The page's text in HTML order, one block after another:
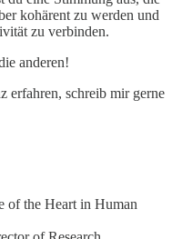
kohärent zu werden und
zu verbinden.
anderen!
erfahren, schreib mir gerne
of the Heart in Human